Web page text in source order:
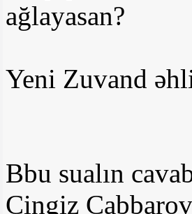
ağlayasan?
Yeni Zuvand
Bbu sualın
Çingiz